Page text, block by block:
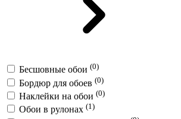
Бесшовные обои (0)
Бордюр для обоев (0)
Наклейки на обои (0)
Обои в рулонах (1)